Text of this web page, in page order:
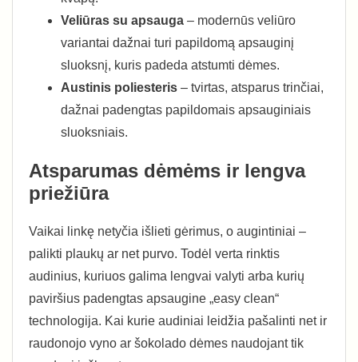
Veliūras su apsauga – modernūs veliūro
variantai dažnai turi papildomą apsauginį
sluoksnį, kuris padeda atstumti dėmes.
Austinis poliesteris – tvirtas, atsparus trinčiai,
dažnai padengtas papildomais apsauginiais
sluoksniais.
Atsparumas dėmėms ir lengva
priežiūra
Vaikai linkę netyčia išlieti gėrimus, o augintiniai –
palikti plaukų ar net purvo. Todėl verta rinktis
audinius, kuriuos galima lengvai valyti arba kurių
paviršius padengtas apsaugine „easy clean“
technologija. Kai kurie audiniai leidžia pašalinti net ir
raudonojo vyno ar šokolado dėmes naudojant tik